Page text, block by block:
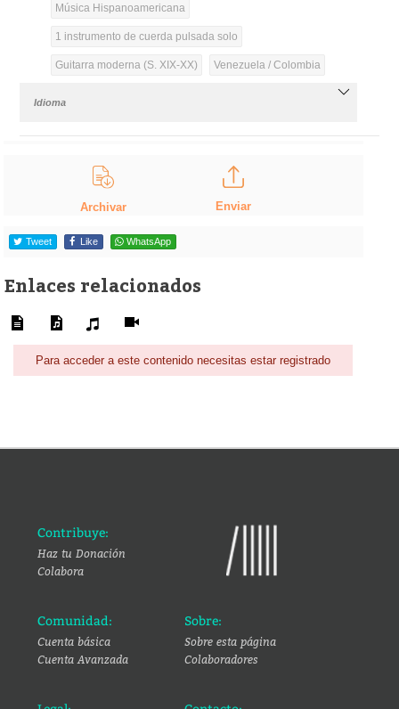
Música Hispanoamericana
1 instrumento de cuerda pulsada solo
Guitarra moderna (S. XIX-XX) Venezuela / Colombia
Idioma
Archivar Enviar
Tweet Like WhatsApp
Enlaces relacionados
Para acceder a este contenido necesitas estar registrado
Contribuye:
Haz tu Donación
Colabora
Comunidad:
Cuenta básica
Cuenta Avanzada
Sobre:
Sobre esta página
Colaboradores